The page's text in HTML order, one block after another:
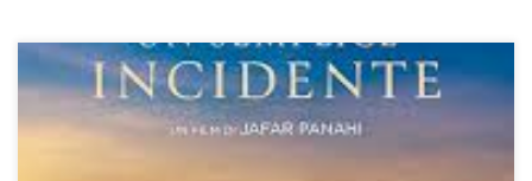
L’assurdo che coglie il bersaglio C’È sempre stata nel
cinema di Jafar Panahi una cifra stilistica che privilegia